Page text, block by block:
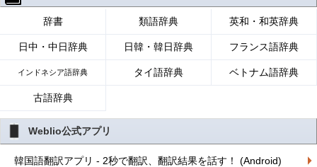
辞書 類語辞典 英和・和英辞典
日中・中日辞典 日韓・韓日辞典 フランス語辞典
インドネシア語辞典 タイ語辞典 ベトナム語辞典
古語辞典
Weblio公式アプリ
韓国語翻訳アプリ - 2秒で翻訳、翻訳結果を話す！ (Android)